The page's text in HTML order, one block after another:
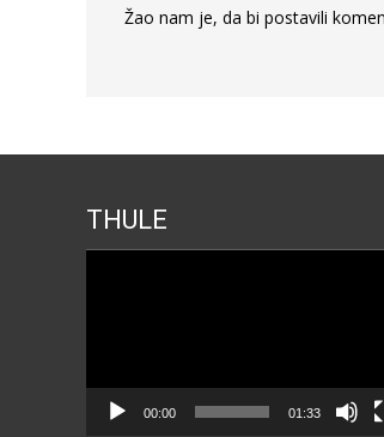
Žao nam je, da bi postavili
THULE
00:00 01:33